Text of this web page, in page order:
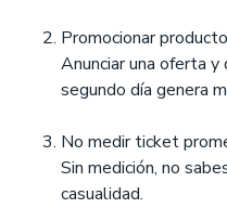
Promocionar
Anunciar una oferta
segundo día genera
No medir ticket
Sin medición, no
casualidad.